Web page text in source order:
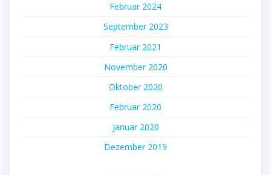
Februar 2024
September 2023
Februar 2021
November 2020
Oktober 2020
Februar 2020
Januar 2020
Dezember 2019